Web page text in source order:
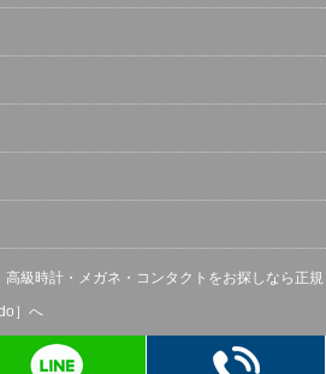
高級時計・メガネ・コンタクトをお探しなら正規
］へ